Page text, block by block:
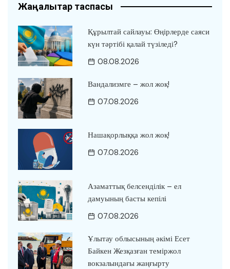
Жаңалықтар таспасы
Құрылтай сайлауы: Өңірлерде саяси
күн тәртібі қалай түзіледі?
08.08.2026
Вандализмге – жол жоқ!
07.08.2026
Нашақорлыққа жол жоқ!
07.08.2026
Азаматтық белсенділік – ел
дамуының басты кепілі
07.08.2026
Ұлытау облысының әкімі Есет
Байкен Жезқазған теміржол
вокзалындағы жаңғырту